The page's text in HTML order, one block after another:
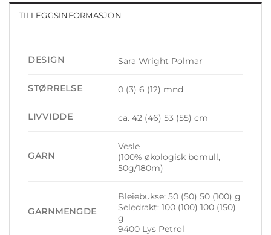
TILLEGGSINFORMASJON
DESIGN Sara Wright Polmar
STØRRELSE 0 (3) 6 (12) mnd
LIVVIDDE ca. 42 (46) 53 (55) cm
GARN
Vesle
(100% økologisk bomull,
50g/180m)
GARNMENGDE
Bleiebukse: 50 (50) 50 (100) g
Seledrakt: 100 (100) 100 (150)
g
9400 Lys Petrol